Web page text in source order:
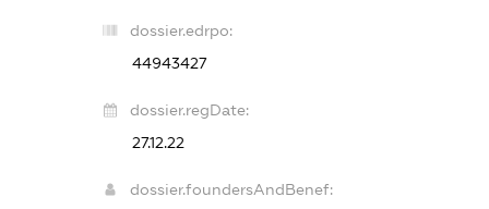
dossier.edrpo:
44943427
dossier.regDate:
27.12.22
dossier.foundersAndBenef: